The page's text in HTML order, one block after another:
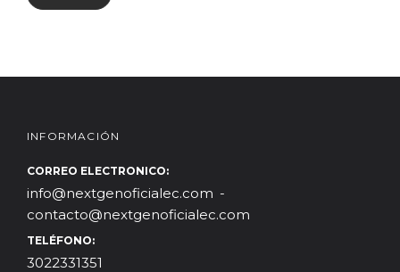
INFORMACIÓN
CORREO ELECTRONICO:
info@nextgenoficialec.com
contacto@nextgenoficialec.com
TELÉFONO:
3022331351